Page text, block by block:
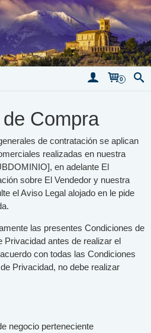
0
Compra
de contratación se aplican
realizadas en nuestra
en adelante El
sobre El Vendedor y nuestra
el Aviso Legal alojado en le pide
las presentes Condiciones de
antes de realizar el
con todas las Condiciones
Privacidad, no debe realizar
negocio perteneciente